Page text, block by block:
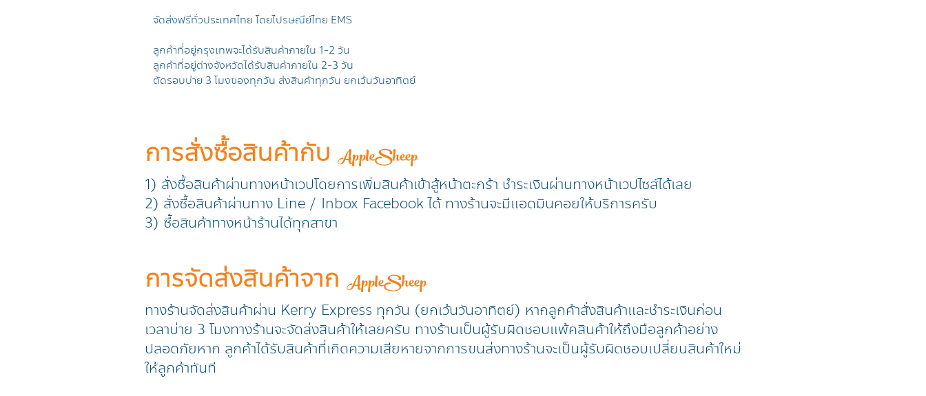
จัดส่งฟรีทั่วประเทศไทย โดยไปรษณีย์ไทย EMS
ลูกค้าที่อยู่กรุงเทพจะได้รับสินค้าภายใน 1-2 วัน
ลูกค้าที่อยู่ต่างจังหวัดได้รับสินค้าภายใน 2-3 วัน
ตัดรอบบ่าย 3 โมงของทุกวัน ส่งสินค้าทุกวัน ยกเว้นวันอาทิตย์
การสั่งซื้อสินค้ากับ AppleSheep
1) สั่งซื้อสินค้าผ่านทางหน้าเวปโดยการเพิ่มสินค้าเข้าสู้หน้าตะกร้า ชำระเงินผ่านทางหน้าเวปไซส์ได้เลย
2) สั่งซื้อสินค้าผ่านทาง Line / Inbox Facebook ได้ ทางร้านจะมีแอดมินคอยให้บริการครับ
3) ซื้อสินค้าทางหน้าร้านได้ทุกสาขา
การจัดส่งสินค้าจาก AppleSheep
ทางร้านจัดส่งสินค้าผ่าน Kerry Express ทุกวัน (ยกเว้นวันอาทิตย์) หากลูกค้าสั่งสินค้าและชำระเงินก่อน
เวลาบ่าย 3 โมงทางร้านจะจัดส่งสินค้าให้เลยครับ ทางร้านเป็นผู้รับผิดชอบแพ้คสินค้าให้ถึงมือลูกค้าอย่าง
ปลอดภัยหาก ลูกค้าได้รับสินค้าที่เกิดความเสียหายจากการขนส่งทางร้านจะเป็นผู้รับผิดชอบเปลี่ยนสินค้าใหม่
ให้ลูกค้าทันที